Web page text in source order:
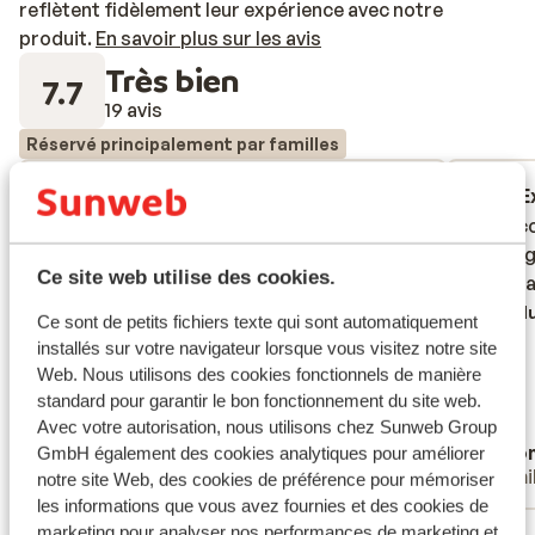
Ce site web utilise des cookies.
Ce sont de petits fichiers texte qui sont automatiquement
installés sur votre navigateur lorsque vous visitez notre site
Web. Nous utilisons des cookies fonctionnels de manière
standard pour garantir le bon fonctionnement du site web.
Avec votre autorisation, nous utilisons chez Sunweb Group
GmbH également des cookies analytiques pour améliorer
notre site Web, des cookies de préférence pour mémoriser
les informations que vous avez fournies et des cookies de
reflètent fidèlement leur expérience avec notre
produit. En savoir plus sur les avis
7.7 Très bien
19 avis
Réservé principalement par familles
6.9 Très bien
four and the accommodation listed as able
to cater for 6. There was not enough
storage for 6 people! Couple of issues,
dishwasher needed maintenance and door
handle kept falling off.
four and the accommodation listed as able
to cater for 6. There was not enough
storage for 6 people! Couple of issues,
dishwasher needed maintenance and door
handle kept f...plus
Traduire en français (FR)
Adrian Lyons
Familles
De
groot
De
groot